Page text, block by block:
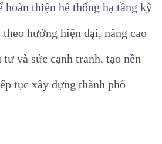
hoàn thiện hệ thống hạ tầng kỹ
hướng hiện đại, nâng cao
và sức cạnh tranh, tạo nền
tục xây dựng thành phố